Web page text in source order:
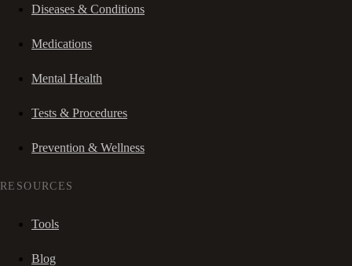
Diseases & Conditions
Medications
Mental Health
Tests & Procedures
Prevention & Wellness
RESOURCES
Tools
Blog